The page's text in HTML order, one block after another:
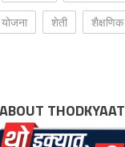
शेती शैक्षणिक
ABOUT THODKYAAT